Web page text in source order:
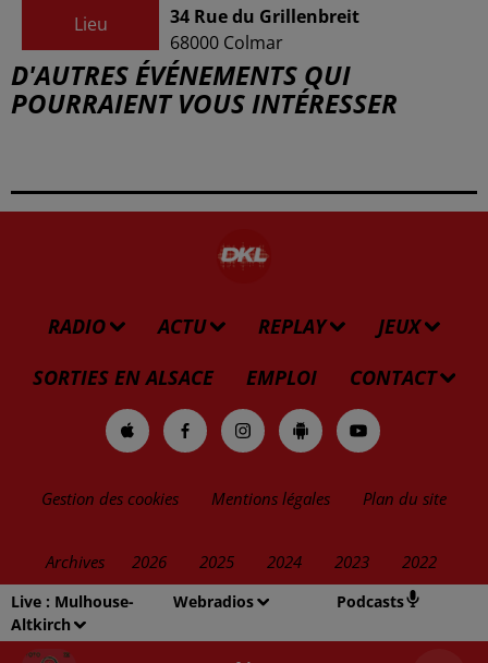
Live : Mulhouse-
Altkirch
Webradios Podcasts
Lieu
34 Rue du Grillenbreit
68000 Colmar
D'AUTRES ÉVÉNEMENTS QUI
POURRAIENT VOUS INTÉRESSER
RADIO ACTU REPLAY
JEUX
SORTIES EN ALSACE
EMPLOI CONTACT
Gestion des cookies Mentions légales Plan du site
Archives 2026 2025 2024 2023 2022